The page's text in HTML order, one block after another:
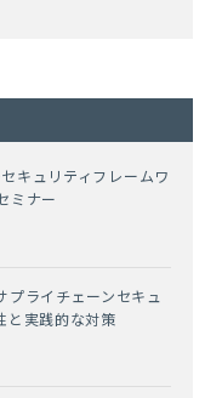
キュリティフレームワ
ミナー
プライチェーンセキュ
と実践的な対策